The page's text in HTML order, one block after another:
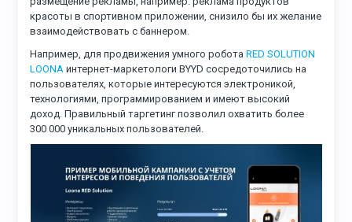
красоты в спортивном приложении, снизило бы их желание
взаимодействовать с баннером.
Например, для продвижения умного роботаRED SOLUTION
LOONA интернет-маркетологи BYYD сосредоточились на
пользователях, которые интересуются электроникой,
технологиями, программированием и имеют высокий
доход. Правильный таргетинг позволил охватить более
300 000 уникальных пользователей.